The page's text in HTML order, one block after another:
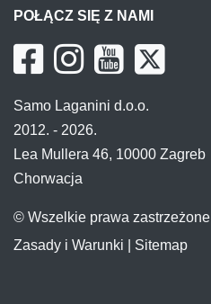
POŁĄCZ SIĘ Z NAMI
Samo Laganini d.o.o.
2012. - 2026.
Lea Mullera 46, 10000 Zagreb
Chorwacja
© Wszelkie prawa zastrzeżone
Zasady i Warunki
Sitemap